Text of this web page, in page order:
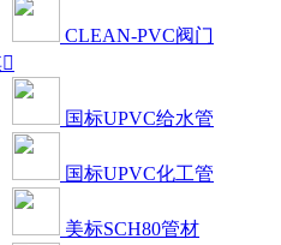
CLEAN-PVC阀门

国标UPVC给水管
国标UPVC化工管
美标SCH80管材